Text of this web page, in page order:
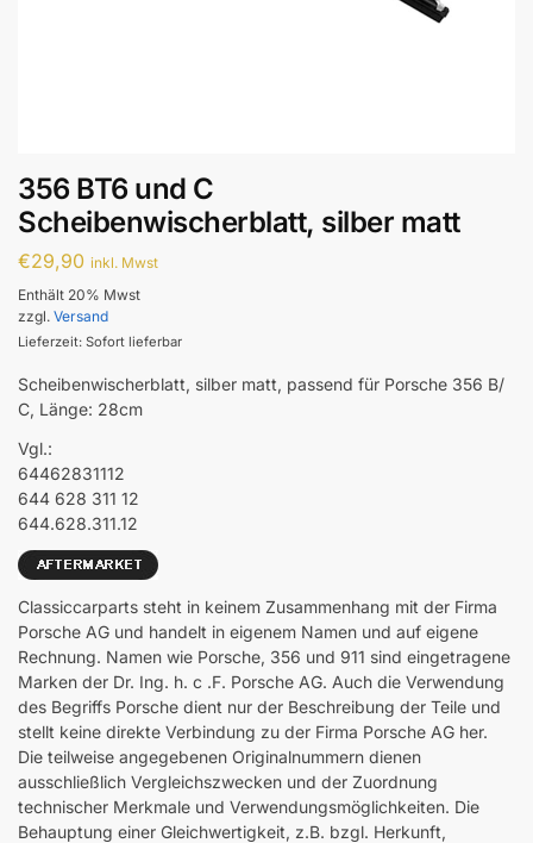
356 BT6 und C
Scheibenwischerblatt, silber matt
€29,90 inkl. Mwst
Enthält 20% Mwst
zzgl. Versand
Lieferzeit: Sofort lieferbar
Scheibenwischerblatt, silber matt, passend für Porsche 356 B/
C, Länge: 28cm
Vgl.:
64462831112
644 628 311 12
644.628.311.12
Classiccarparts steht in keinem Zusammenhang mit der Firma
Porsche AG und handelt in eigenem Namen und auf eigene
Rechnung. Namen wie Porsche, 356 und 911 sind eingetragene
Marken der Dr. Ing. h. c .F. Porsche AG. Auch die Verwendung
des Begriffs Porsche dient nur der Beschreibung der Teile und
stellt keine direkte Verbindung zu der Firma Porsche AG her.
Die teilweise angegebenen Originalnummern dienen
ausschließlich Vergleichszwecken und der Zuordnung
technischer Merkmale und Verwendungsmöglichkeiten. Die
Behauptung einer Gleichwertigkeit, z.B. bzgl. Herkunft,